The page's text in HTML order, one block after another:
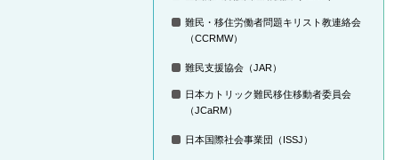
難民・移住労働者問題キリスト教連絡会
（CCRMW）
難民支援協会（JAR）
日本カトリック難民移住移動者委員会
（JCaRM）
日本国際社会事業団（ISSJ）